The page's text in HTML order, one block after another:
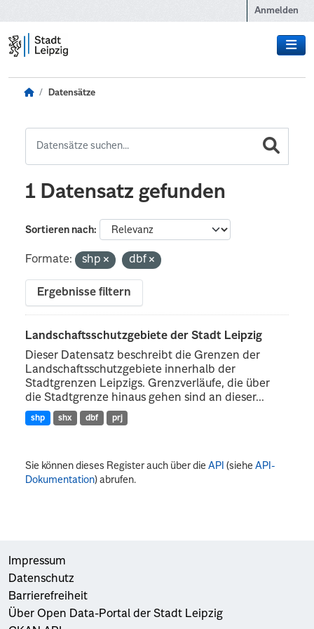
Anmelden
Datensätze
1 Datensatz gefunden
Sortieren nach
Formate: shp dbf
Ergebnisse filtern
Landschaftsschutzgebiete der Stadt Leipzig
Dieser Datensatz beschreibt die Grenzen der
Landschaftsschutzgebiete innerhalb der
Stadtgrenzen Leipzigs. Grenzverläufe, die über
die Stadtgrenze hinaus gehen sind an dieser...
shp shx dbf prj
Sie können dieses Register auch über dieAPI (sieheAPI-
Dokumentation) abrufen.
Impressum
Datenschutz
Barrierefreiheit
Über Open Data-Portal der Stadt Leipzig